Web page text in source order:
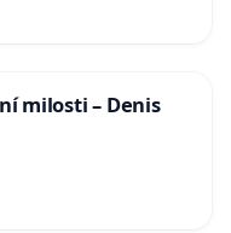
milosti – Denis